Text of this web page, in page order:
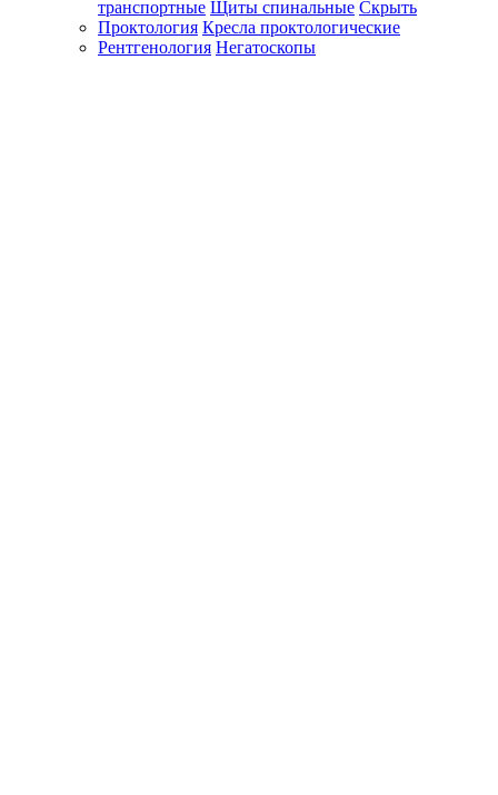
транспортные Щиты спинальные Скрыть
Проктология Кресла проктологические
Рентгенология Негатоскопы